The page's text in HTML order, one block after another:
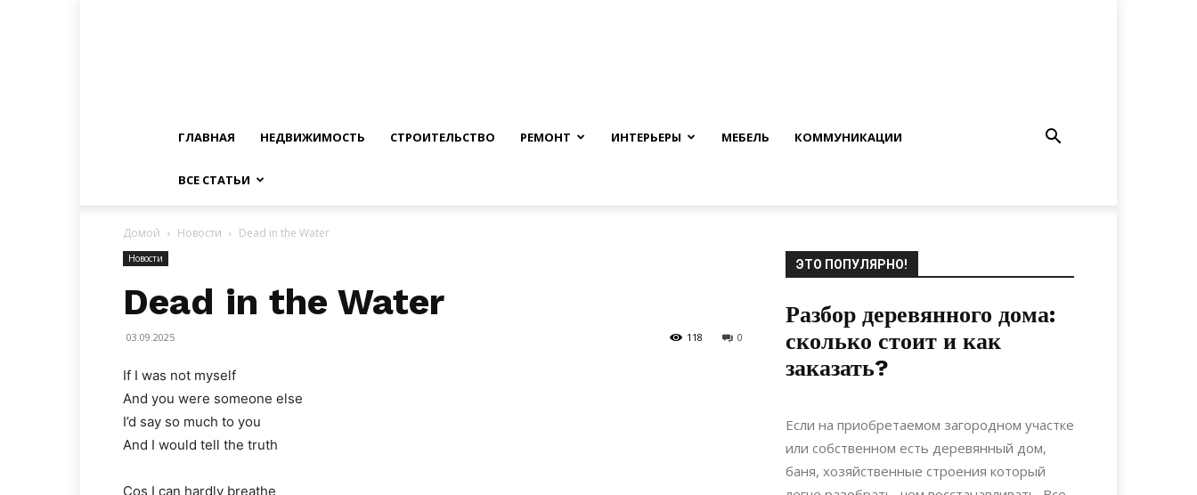
ГЛАВНАЯ НЕДВИЖИМОСТЬ СТРОИТЕЛЬСТВО РЕМОНТ ИНТЕРЬЕРЫ МЕБЕЛЬ КОММУНИКАЦИИ
ВСЕ СТАТЬИ
Домой Новости Dead in the Water
Новости
Dead in the Water
03.09.2025 0
118
If I was not myself
And you were someone else
I’d say so much to you
And I would tell the truth
Cos I can hardly breathe
ЭТО ПОПУЛЯРНО!
Разбор деревянного дома:
сколько стоит и как
заказать?
09.05.2020
Если на приобретаемом загородном участке
или собственном есть деревянный дом,
баня, хозяйственные строения который